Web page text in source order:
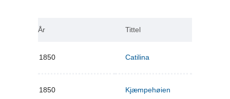
År Tittel
1850 Catilina
1850 Kjæmpehøien